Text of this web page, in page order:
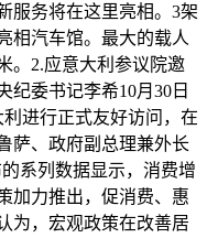
服务将在这里亮相。3架
相汽车馆。最大的载人
。2.应意大利参议院邀
纪委书记李希10月30日
进行正式友好访问，在
萨、政府副总理兼外长
系列数据显示，消费增
加力推出，促消费、惠
为，宏观政策在改善居